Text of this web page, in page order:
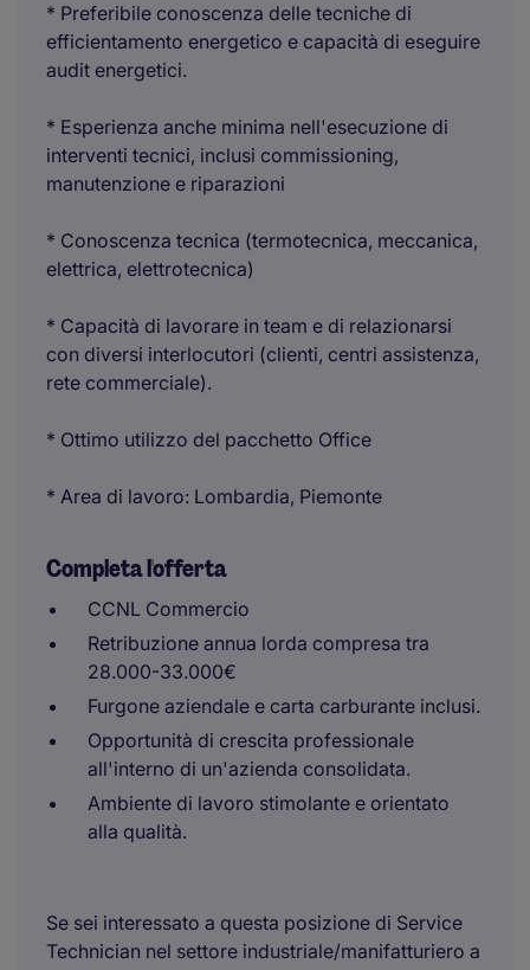
* Preferibile conoscenza delle tecniche di
efficientamento energetico e capacità di eseguire
audit energetici.
* Esperienza anche minima nell'esecuzione di
interventi tecnici, inclusi commissioning,
manutenzione e riparazioni
* Conoscenza tecnica (termotecnica, meccanica,
elettrica, elettrotecnica)
* Capacità di lavorare in team e di relazionarsi
con diversi interlocutori (clienti, centri assistenza,
rete commerciale).
* Ottimo utilizzo del pacchetto Office
* Area di lavoro: Lombardia, Piemonte
Completa l'offerta
CCNL Commercio
Retribuzione annua lorda compresa tra
28.000-33.000€
Furgone aziendale e carta carburante inclusi.
Opportunità di crescita professionale
all'interno di un'azienda consolidata.
Ambiente di lavoro stimolante e orientato
alla qualità.
Se sei interessato a questa posizione di Service
Technician nel settore industriale/manifatturiero a